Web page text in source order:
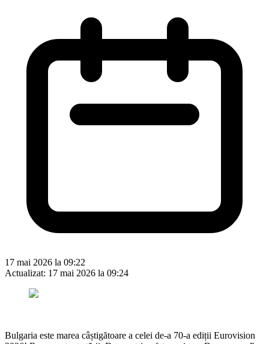
17 mai 2026 la 09:22
Actualizat: 17 mai 2026 la 09:24
Bulgaria este marea câștigătoare a celei de-a 70-a ediții Eurovision